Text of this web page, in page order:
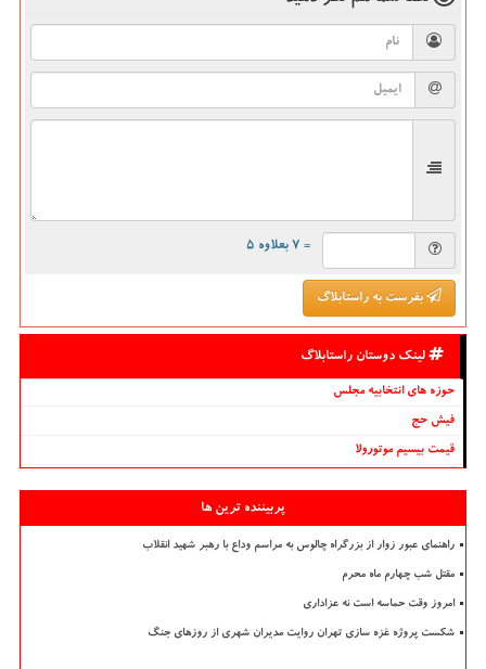
= ۷ بعلاوه ۵
بفرست به راستابلاگ
لینک دوستان راستابلاگ
حوزه های انتخابیه مجلس
فیش حج
قیمت بیسیم موتورولا
پربیننده ترین ها
راهنمای عبور زوار از بزرگراه چالوس به مراسم وداع با رهبر شهید انقلاب
مقتل شب چهارم ماه محرم
امروز وقت حماسه است نه عزاداری
شکست پروژه غزه سازی تهران روایت مدیران شهری از روزهای جنگ